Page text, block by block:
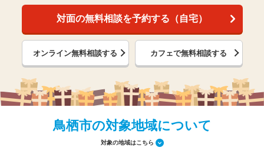
対面の無料相談を予約する（自宅）
オンライン無料相談する カフェで無料相談する
鳥栖市の対象地域について
対象の地域はこちら